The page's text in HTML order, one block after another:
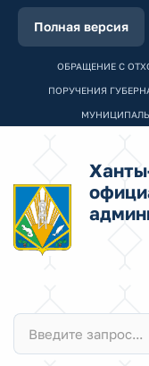
Полная версия
ОБРАЩЕНИЕ С
ПОРУЧЕНИЯ